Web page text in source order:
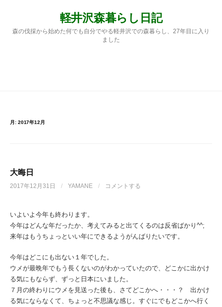
軽井沢森暮らし日記
森の伐採から始めた何でも自分でやる軽井沢での森暮らし、27年目に入り
ました
月: 2017年12月
大晦日
2017年12月31日 / YAMANE / コメントする
いよいよ今年も終わります。
今年はどんな年だったか、考えてみると出てくるのは反省ばかり^^;
来年はもうちょっといい年にできるようがんばりたいです。
今年はどこにも出ない１年でした。
ウメが最晩年でもう長くないのがわかっていたので、どこかに出かけ
る気にもならず、ずっと日本にいました。
７月の終わりにウメを見送った後も、さてどこかへ・・・？ 出かけ
る気にならなくて、ちょっと不思議な感じ。すぐにでもどこかへ行く